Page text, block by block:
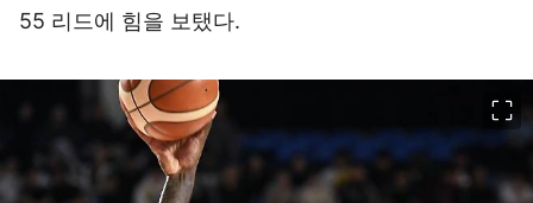
55 리드에 힘을 보탰다.